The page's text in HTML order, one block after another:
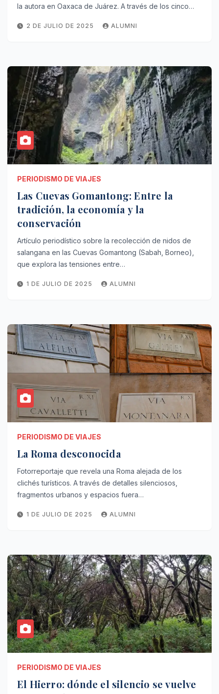
la autora en Oaxaca de Juárez. A través de los cinco…
2 DE JULIO DE 2025 ALUMNI
PERIODISMO DE VIAJES
Las Cuevas Gomantong: Entre la
tradición, la economía y la
conservación
Artículo periodístico sobre la recolección de nidos de
salangana en las Cuevas Gomantong (Sabah, Borneo),
que explora las tensiones entre…
1 DE JULIO DE 2025 ALUMNI
PERIODISMO DE VIAJES
La Roma desconocida
Fotorreportaje que revela una Roma alejada de los
clichés turísticos. A través de detalles silenciosos,
fragmentos urbanos y espacios fuera…
1 DE JULIO DE 2025 ALUMNI
PERIODISMO DE VIAJES
El Hierro: dónde el silencio se vuelve